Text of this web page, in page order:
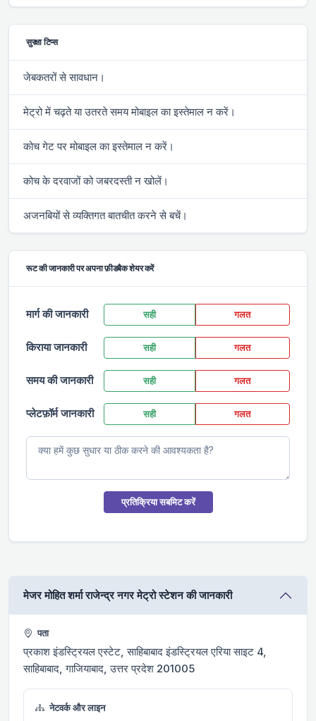
सुरक्षा टिप्स
जेबकतरों से सावधान।
मेट्रो में चढ़ते या उतरते समय मोबाइल का इस्तेमाल न करें।
कोच गेट पर मोबाइल का इस्तेमाल न करें।
कोच के दरवाजों को जबरदस्ती न खोलें।
अजनबियों से व्यक्तिगत बातचीत करने से बचें।
रूट की जानकारी पर अपना फ़ीडबैक शेयर करें
मार्ग की जानकारी सही गलत
किराया जानकारी सही गलत
समय की जानकारी सही गलत
प्लेटफ़ॉर्म जानकारी सही गलत
प्रतिक्रिया सबमिट करें
मे‌‌जर मोहित शर्मा राजेन्द्र नगर मेट्रो स्टेशन की जानकारी
पता
प्रकाश इंडस्ट्रियल एस्टेट, साहिबाबाद इंडस्ट्रियल एरिया साइट 4,
साहिबाबाद, गाजियाबाद, उत्तर प्रदेश 201005
नेटवर्क और लाइन